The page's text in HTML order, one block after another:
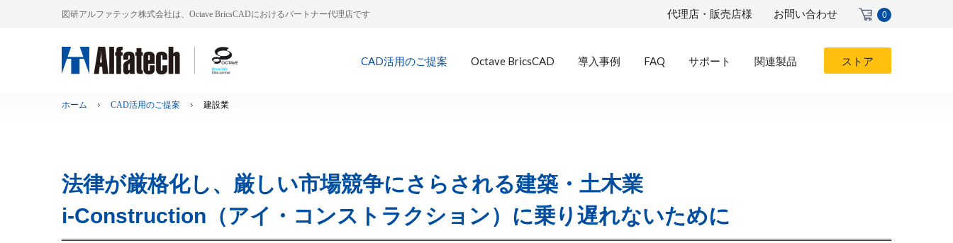
図研アルファテック株式会社は、Octave BricsCADにおけるパートナー代理店です 代理店・販売店様 お問い合わせ 0
CAD活用のご提案 Octave BricsCAD 導入事例 FAQ サポート 関連製品 ストア
ホーム CAD活用のご提案 建設業
法律が厳格化し、厳しい市場競争にさらされる建築・土木業
i-Construction（アイ・コンストラクション）に乗り遅れないために